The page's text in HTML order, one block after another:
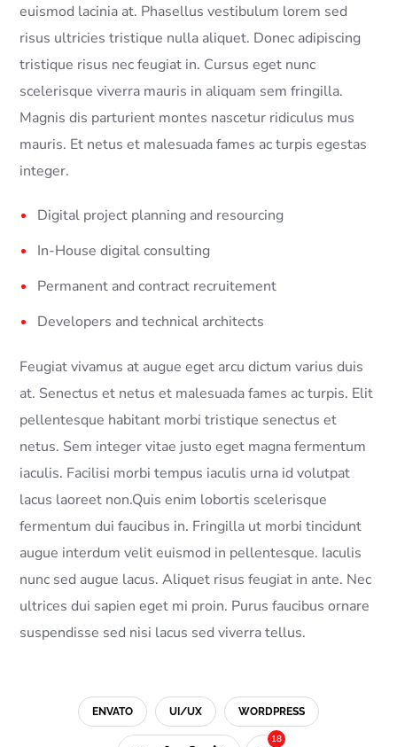
euismod lacinia at. Phasellus vestibulum lorem sed
risus ultricies tristique nulla aliquet. Donec adipiscing
tristique risus nec feugiat in. Cursus eget nunc
scelerisque viverra mauris in aliquam sem fringilla.
Magnis dis parturient montes nascetur ridiculus mus
mauris. Et netus et malesuada fames ac turpis egestas
integer.
Digital project planning and resourcing
In-House digital consulting
Permanent and contract recruitement
Developers and technical architects
Feugiat vivamus at augue eget arcu dictum varius duis
at. Senectus et netus et malesuada fames ac turpis. Elit
pellentesque habitant morbi tristique senectus et
netus. Sem integer vitae justo eget magna fermentum
iaculis. Facilisi morbi tempus iaculis urna id volutpat
lacus laoreet non.Quis enim lobortis scelerisque
fermentum dui faucibus in. Fringilla ut morbi tincidunt
augue interdum velit euismod in pellentesque. Iaculis
nunc sed augue lacus. Aliquet risus feugiat in ante. Nec
ultrices dui sapien eget mi proin. Purus faucibus ornare
suspendisse sed nisi lacus sed viverra tellus.
ENVATO UI/UX WORDPRESS
18